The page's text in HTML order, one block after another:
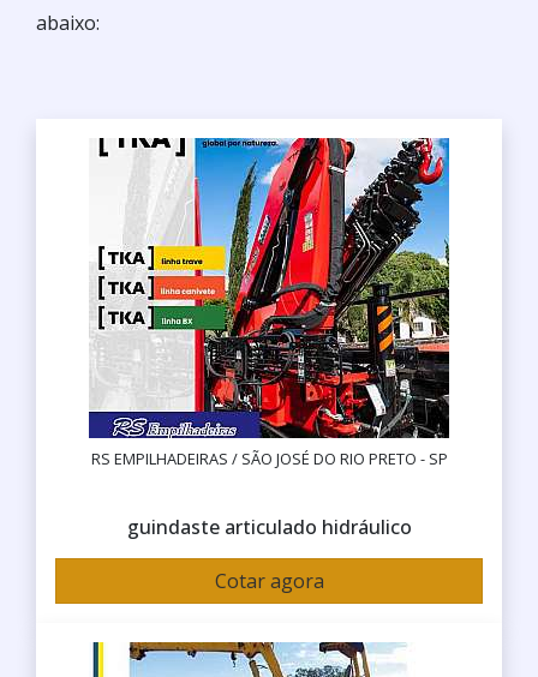
abaixo:
RS EMPILHADEIRAS / SÃO JOSÉ DO RIO PRETO - SP
guindaste articulado hidráulico
Cotar agora